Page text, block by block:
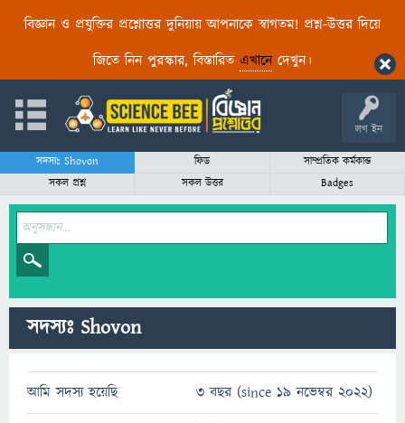
বিজ্ঞান ও প্রযুক্তির প্রশ্নোত্তর দুনিয়ায় আপনাকে স্বাগতম! প্রশ্ন-উত্তর দিয়ে
জিতে নিন পুরস্কার, বিস্তারিত এখানেদেখুন।
লগ ইন
সদস্যঃ Shovon ফিড
সাম্প্রতিক কর্মকান্ড
সকল প্রশ্ন
সকল উত্তর Badges
সদস্যঃ Shovon
আমি সদস্য হয়েছি 3 বছর (since 19 নভেম্বর 2022)